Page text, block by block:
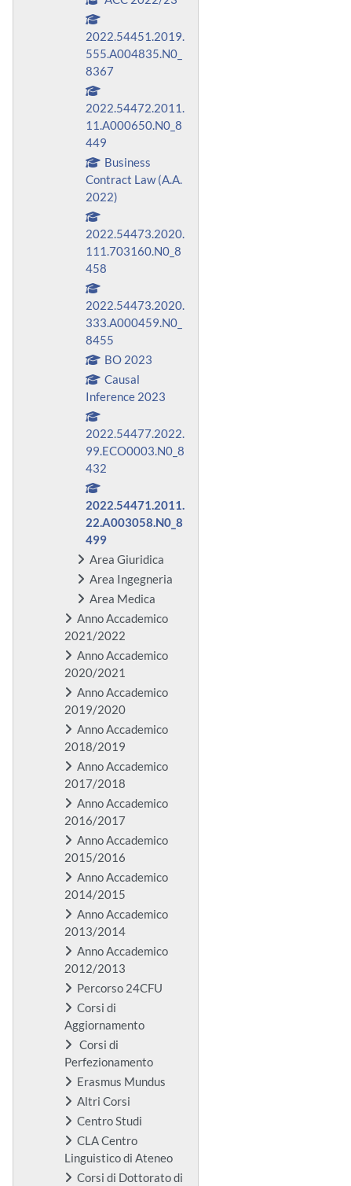
2022.54451.2019.
555.A004835.N0_
8367
2022.54472.2011.
11.A000650.N0_8
449
Business
Contract Law (A.A.
2022)
2022.54473.2020.
111.703160.N0_8
458
2022.54473.2020.
333.A000459.N0_
8455
BO 2023
Causal
Inference 2023
2022.54477.2022.
99.ECO0003.N0_8
432
2022.54471.2011.
22.A003058.N0_8
499
Area Giuridica
Area Ingegneria
Area Medica
Anno Accademico
2021/2022
Anno Accademico
2020/2021
Anno Accademico
2019/2020
Anno Accademico
2018/2019
Anno Accademico
2017/2018
Anno Accademico
2016/2017
Anno Accademico
2015/2016
Anno Accademico
2014/2015
Anno Accademico
2013/2014
Anno Accademico
2012/2013
Percorso 24CFU
Corsi di
Aggiornamento
Corsi di
Perfezionamento
Erasmus Mundus
Altri Corsi
Centro Studi
CLA Centro
Linguistico di Ateneo
Corsi di Dottorato di